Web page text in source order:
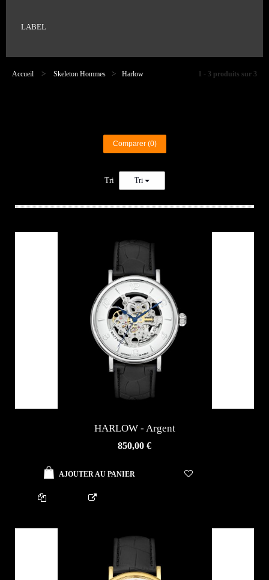
LABEL
Accueil > Skeleton Hommes > Harlow 1 - 3 produits sur 3
Comparer (0)
Tri Tri
AJOUTER AU PANIER
HARLOW - Argent
850,00 €
AJOUTER AU PANIER